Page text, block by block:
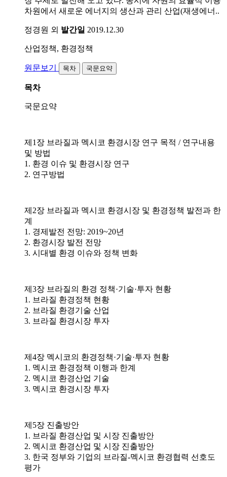
차원에서 새로운 에너지의 생산과 관리 산업(재생에너..
정경원 외 발간일 2019.12.30
산업정책, 환경정책
원문보기 목차 국문요약
목차
국문요약
제1장 브라질과 멕시코 환경시장 연구 목적 / 연구내용
및 방법
1. 환경 이슈 및 환경시장 연구
2. 연구방법
제2장 브라질과 멕시코 환경시장 및 환경정책 발전과 한
계
1. 경제발전 전망: 2019~20년
2. 환경시장 발전 전망
3. 시대별 환경 이슈와 정책 변화
제3장 브라질의 환경 정책·기술·투자 현황
1. 브라질 환경정책 현황
2. 브라질 환경기술 산업
3. 브라질 환경시장 투자
제4장 멕시코의 환경정책·기술·투자 현황
1. 멕시코 환경정책 이행과 한계
2. 멕시코 환경산업 기술
3. 멕시코 환경시장 투자
제5장 진출방안
1. 브라질 환경산업 및 시장 진출방안
2. 멕시코 환경산업 및 시장 진출방안
3. 한국 정부와 기업의 브라질-멕시코 환경협력 선호도
평가